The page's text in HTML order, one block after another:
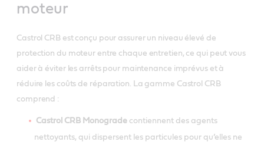
moteur
Castrol CRB est conçu pour assurer un niveau élevé de
protection du moteur entre chaque entretien, ce qui peut vous
aider à éviter les arrêts pour maintenance imprévus et à
réduire les coûts de réparation. La gamme Castrol CRB
comprend :
Castrol CRB Monograde contiennent des agents
nettoyants, qui dispersent les particules pour qu’elles ne